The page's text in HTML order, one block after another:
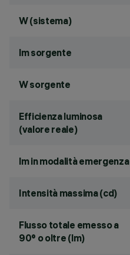
W (sistema)
lm sorgente
W sorgente
Efficienza luminosa
(valore reale)
lm in modalità emergenza
Intensità massima (cd)
Flusso totale emesso a
90° o oltre (lm)